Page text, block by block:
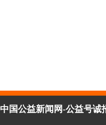
中国公益新闻网-公益号诚